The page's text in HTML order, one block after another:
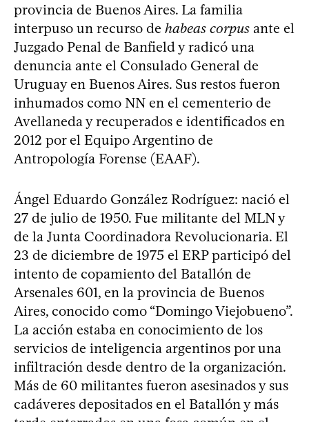
provincia de Buenos Aires. La familia
interpuso un recurso de habeas corpus ante el
Juzgado Penal de Banfield y radicó una
denuncia ante el Consulado General de
Uruguay en Buenos Aires. Sus restos fueron
inhumados como NN en el cementerio de
Avellaneda y recuperados e identificados en
2012 por el Equipo Argentino de
Antropología Forense (EAAF).
Ángel Eduardo González Rodríguez: nació el
27 de julio de 1950. Fue militante del MLN y
de la Junta Coordinadora Revolucionaria. El
23 de diciembre de 1975 el ERP participó del
intento de copamiento del Batallón de
Arsenales 601, en la provincia de Buenos
Aires, conocido como “Domingo Viejobueno”.
La acción estaba en conocimiento de los
servicios de inteligencia argentinos por una
infiltración desde dentro de la organización.
Más de 60 militantes fueron asesinados y sus
cadáveres depositados en el Batallón y más